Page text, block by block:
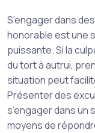
S’engager dans
honorable est une
puissante. Si la
du tort à autrui,
situation peut
Présenter des
s’engager dans
moyens de